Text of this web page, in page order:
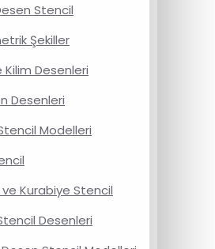
Stencil
Şekiller
Kilim Desenleri
Desenleri
Modelleri
Kurabiye Stencil
Desenleri